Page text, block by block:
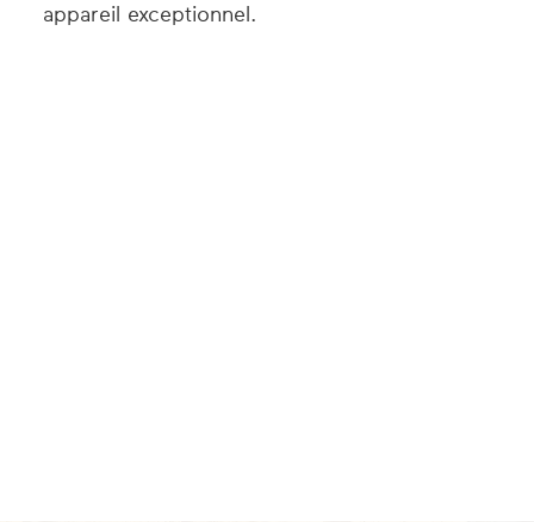
appareil exceptionnel.